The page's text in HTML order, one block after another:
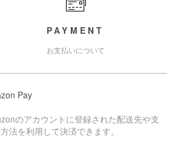
PAYMENT
お支払いについて
Pay
のアカウントに登録された配送先や支
法を利用して決済できます。